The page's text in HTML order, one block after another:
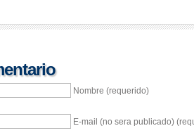
Nombre (requerido)
E-mail (no sera publicado)